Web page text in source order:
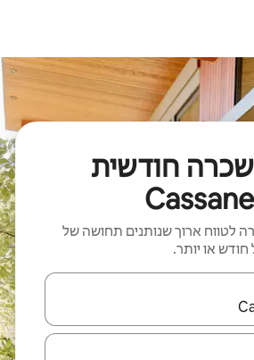
חודשית
לטווח ארוך שנותנים תחושה של
או יותר.
זמינות, יש לנווט עם מקשי החיצים למעלה